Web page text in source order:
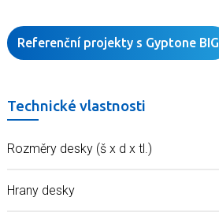
Referenční projekty s Gyptone BIG
Technické vlastnosti
Rozměry desky (š x d x tl.)
Hrany desky